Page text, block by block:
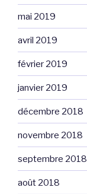
mai 2019
avril 2019
février 2019
janvier 2019
décembre 2018
novembre 2018
septembre 2018
août 2018